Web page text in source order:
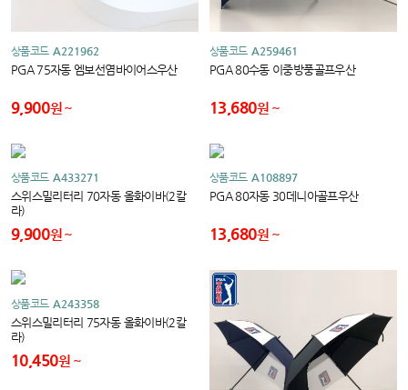
상품코드 A221962
PGA 75자동 엠보선염바이어스우산
9,900원
상품코드 A259461
PGA 80수동 이중방풍골프우산
13,680원
상품코드 A433271
스위스밀리터리 70자동 올화이바(2칼
라)
9,900원
상품코드 A108897
PGA 80자동 30데니아골프우산
13,680원
상품코드 A243358
스위스밀리터리 75자동 올화이바(2칼
라)
10,450원